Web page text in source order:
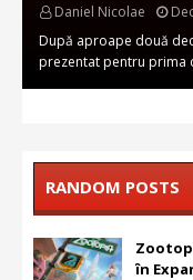
Daniel Nicolae
După aproape două
prezentat pentru prima
RANDOM POSTS
în